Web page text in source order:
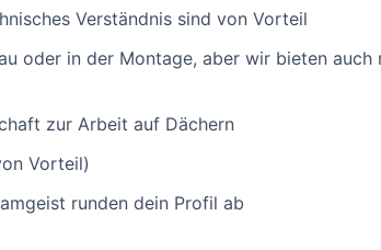
Verständnis sind von Vorteil
oder in der Montage, aber wir bieten
zur Arbeit auf Dächern
Vorteil)
runden dein Profil ab